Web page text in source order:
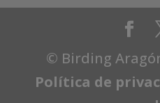
© Birding
Política de